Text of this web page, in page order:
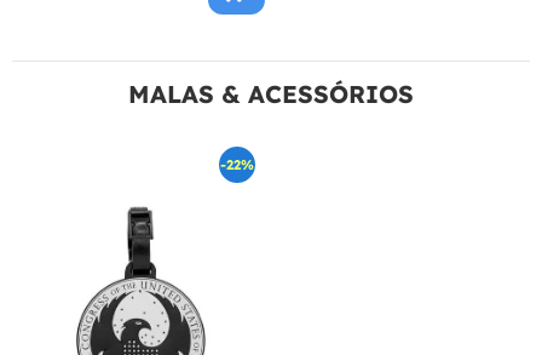
MALAS & ACESSÓRIOS
-22%